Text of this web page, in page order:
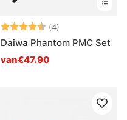
Beoordeling:
(4)
Daiwa Phantom PMC Set
van€47.90